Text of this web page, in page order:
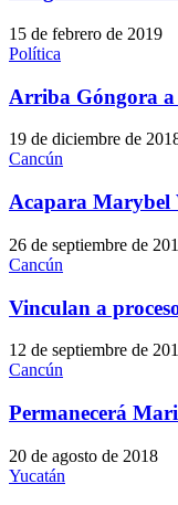
15 de febrero de 2019
Política
Arriba Góngora
19 de diciembre de
Cancún
Acapara Marybel
26 de septiembre de
Cancún
Vinculan a
12 de septiembre de
Cancún
Permanecerá
20 de agosto de 2018
Yucatán